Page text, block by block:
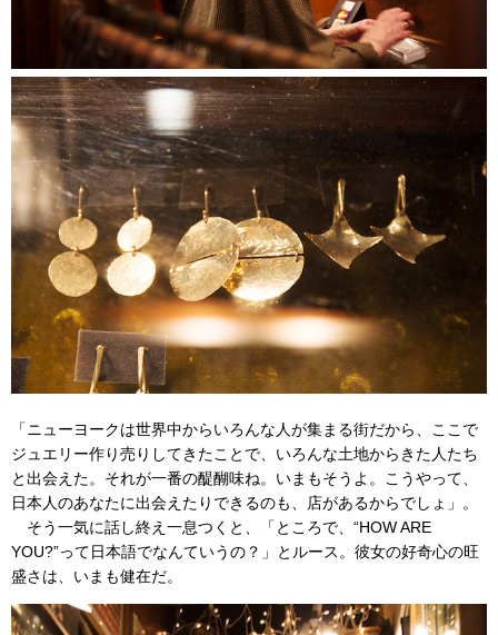
「ニューヨークは世界中からいろんな人が集まる街だから、ここで
ジュエリー作り売りしてきたことで、いろんな土地からきた人たち
と出会えた。それが一番の醍醐味ね。いまもそうよ。こうやって、
日本人のあなたに出会えたりできるのも、店があるからでしょ」。
そう一気に話し終え一息つくと、「ところで、“HOW ARE
YOU?”って日本語でなんていうの？」とルース。彼女の好奇心の旺
盛さは、いまも健在だ。